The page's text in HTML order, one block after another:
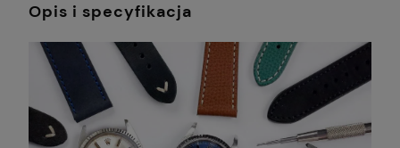
Opis i specyfikacja